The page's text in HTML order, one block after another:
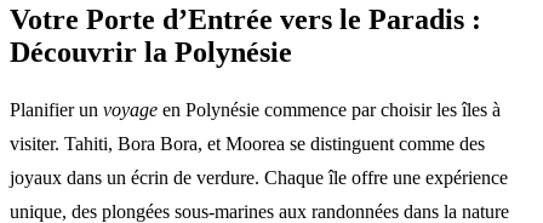
Votre Porte d’Entrée vers le Paradis :
Découvrir la Polynésie
Planifier un voyage en Polynésie commence par choisir les îles à
visiter. Tahiti, Bora Bora, et Moorea se distinguent comme des
joyaux dans un écrin de verdure. Chaque île offre une expérience
unique, des plongées sous-marines aux randonnées dans la nature